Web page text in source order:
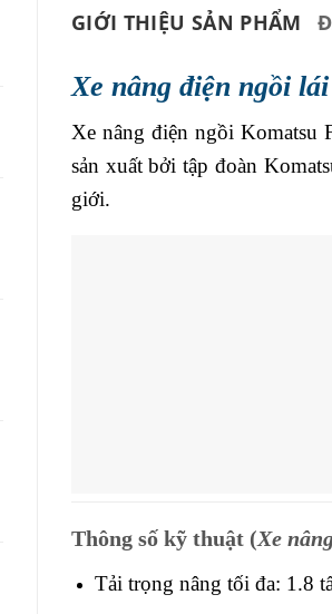
GIỚI THIỆU SẢN PHẨM
Xe nâng điện ngồi
Xe nâng điện ngồi Komatsu
sản xuất bởi tập đoàn
giới.
Thông số kỹ thuật (Xe
Tải trọng nâng tối đa: 1.8